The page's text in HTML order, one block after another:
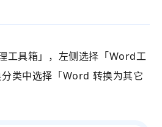
工具箱」 ，左侧选择 「Word工
类中选择 「Word 转换为其它